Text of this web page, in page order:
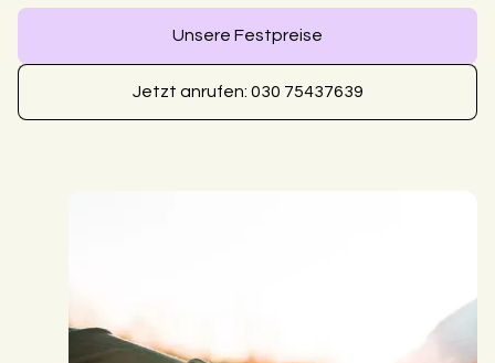
Unsere Festpreise
Jetzt anrufen: 030 75437639